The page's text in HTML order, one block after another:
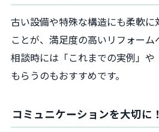
古い設備や特殊な構造にも柔軟
ことが、満足度の高いリフォーム
相談時には「これまでの実例」や
もらうのもおすすめです。
コミュニケーションを大切に！